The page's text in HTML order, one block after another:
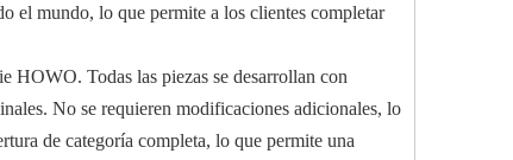
el mundo, lo que permite a los clientes completar
HOWO. Todas las piezas se desarrollan con
No se requieren modificaciones adicionales, lo
de categoría completa, lo que permite una